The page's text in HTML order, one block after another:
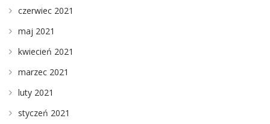
czerwiec 2021
maj 2021
kwiecień 2021
marzec 2021
luty 2021
styczeń 2021